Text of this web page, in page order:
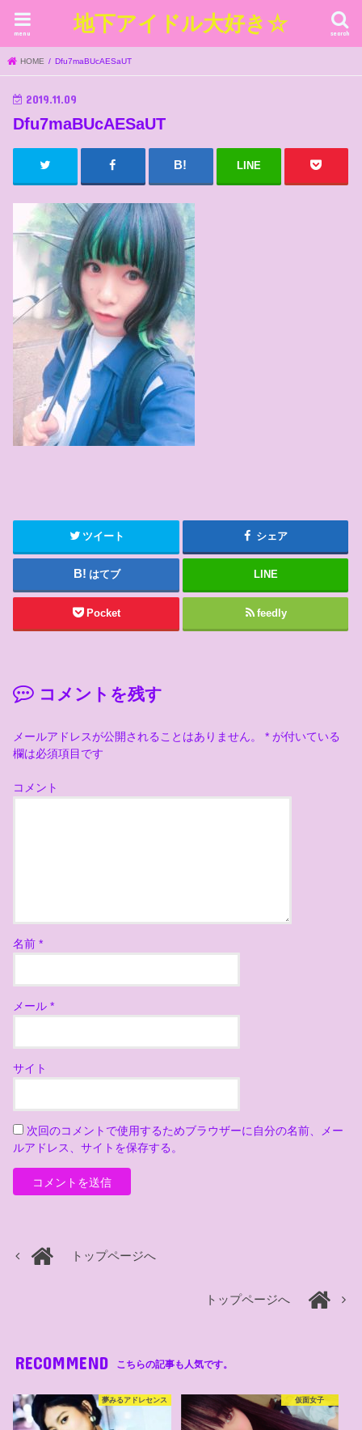
地下アイドル大好き☆ search
menu
HOME Dfu7maBUcAESaUT
2019.11.09
Dfu7maBUcAESaUT
LINE
ツイート シェア
はてブ LINE
Pocket feedly
コメントを残す
メールアドレスが公開されることはありません。 * が付いている
欄は必須項目です
コメント
名前*
メール*
サイト
次回のコメントで使用するためブラウザーに自分の名前、メー
ルアドレス、サイトを保存する。
トップページへ
トップページへ
RECOMMEND こちらの記事も人気です。
夢みるアドレセンス 仮面女子